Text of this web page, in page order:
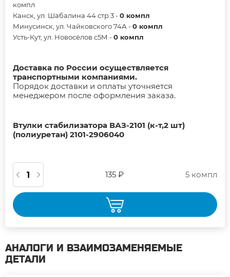
компл
Канск, ул. Шабалина 44 стр.3 -0 компл
Минусинск, ул. Чайковского 74А -0 компл
Усть-Кут, ул. Новосёлов с5М -0 компл
Доставка по России осуществляется
транспортными компаниями.
Порядок доставки и оплаты уточняется
менеджером после оформления заказа.
Втулки стабилизатора ВАЗ-2101 (к-т,2 шт)
(полиуретан) 2101-2906040
135 ₽ 5 компл
АНАЛОГИ И ВЗАИМОЗАМЕНЯЕМЫЕ
ДЕТАЛИ